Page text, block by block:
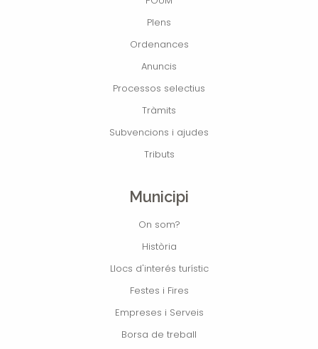
Plens
Ordenances
Anuncis
Processos selectius
Tràmits
Subvencions i ajudes
Tributs
Municipi
On som?
Història
Llocs d'interés turístic
Festes i Fires
Empreses i Serveis
Borsa de treball